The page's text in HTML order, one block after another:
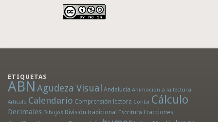
ETIQUETAS
ABN Agudeza Visual Andalucía Animación a la lectura
Artículo Calendario Comprensión lectora Contar Cálculo
Decimales Dibujos División tradicional Escritura Fracciones